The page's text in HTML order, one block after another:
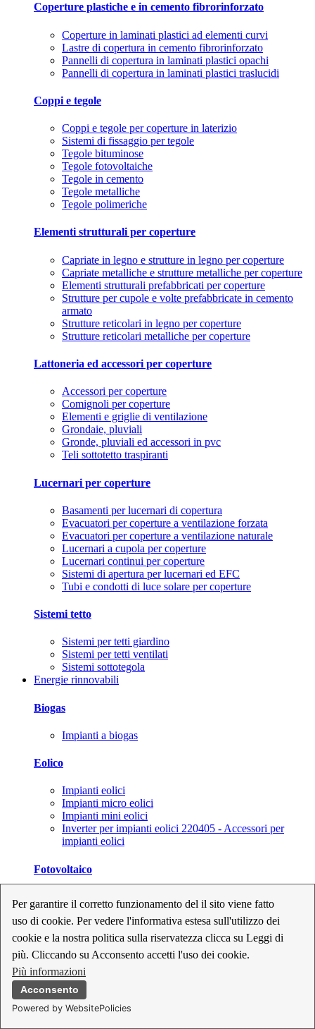
Per garantire il corretto funzionamento del il sito viene fatto
uso di cookie. Per vedere l'informativa estesa sull'utilizzo dei
cookie e la nostra politica sulla riservatezza clicca su Leggi di
più. Cliccando su Acconsento accetti l'uso dei cookie.
Più informazioni
Acconsento
Powered by WebsitePolicies
Coperture plastiche e in cemento fibrorinforzato
Coperture in laminati plastici ad elementi curvi
Lastre di copertura in cemento fibrorinforzato
Pannelli di copertura in laminati plastici opachi
Pannelli di copertura in laminati plastici traslucidi
Coppi e tegole
Coppi e tegole per coperture in laterizio
Sistemi di fissaggio per tegole
Tegole bituminose
Tegole fotovoltaiche
Tegole in cemento
Tegole metalliche
Tegole polimeriche
Elementi strutturali per coperture
Capriate in legno e strutture in legno per coperture
Capriate metalliche e strutture metalliche per coperture
Elementi strutturali prefabbricati per coperture
Strutture per cupole e volte prefabbricate in cemento
armato
Strutture reticolari in legno per coperture
Strutture reticolari metalliche per coperture
Lattoneria ed accessori per coperture
Accessori per coperture
Comignoli per coperture
Elementi e griglie di ventilazione
Grondaie, pluviali
Gronde, pluviali ed accessori in pvc
Teli sottotetto traspiranti
Lucernari per coperture
Basamenti per lucernari di copertura
Evacuatori per coperture a ventilazione forzata
Evacuatori per coperture a ventilazione naturale
Lucernari a cupola per coperture
Lucernari continui per coperture
Sistemi di apertura per lucernari ed EFC
Tubi e condotti di luce solare per coperture
Sistemi tetto
Sistemi per tetti giardino
Sistemi per tetti ventilati
Sistemi sottotegola
Energie rinnovabili
Biogas
Impianti a biogas
Eolico
Impianti eolici
Impianti micro eolici
Impianti mini eolici
Inverter per impianti eolici 220405 - Accessori per
impianti eolici
Fotovoltaico
Inverter per impianti fotovoltaici
Kit per impianti fotovoltaici
Moduli fotovoltaici
Sistemi di monitoraggio per impianti fotovoltaici
Strumenti di collaudo e configurazione per impianti
fotovoltaici
Supporti per impianti fotovoltaici
Geotermia